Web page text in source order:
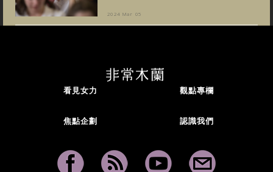
2024 Mar 05
看見女力 觀點專欄
焦點企劃 認識我們